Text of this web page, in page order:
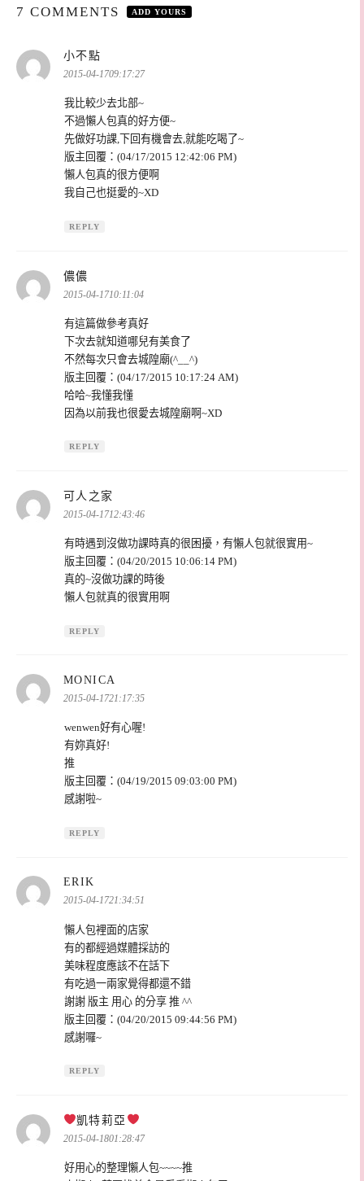
7 COMMENTS ADD YOURS
小不點
示:
2015-04-1709:17:27
我比較少去北部~
不過懶人包真的好方便~
先做好功課,下回有機會去,就能吃喝了~
版主回覆：(04/17/2015 12:42:06 PM)
懶人包真的很方便啊
我自己也挺愛的~XD
REPLY
儂儂
示:
2015-04-1710:11:04
有這篇做參考真好
下次去就知道哪兒有美食了
不然每次只會去城隍廟(^__^)
版主回覆：(04/17/2015 10:17:24 AM)
哈哈~我懂我懂
因為以前我也很愛去城隍廟啊~XD
REPLY
可人之家
示:
2015-04-1712:43:46
有時遇到沒做功課時真的很困擾，有懶人包就很實用~
版主回覆：(04/20/2015 10:06:14 PM)
真的~沒做功課的時後
懶人包就真的很實用啊
REPLY
MONICA
示:
2015-04-1721:17:35
wenwen好有心喔!
有妳真好!
推
版主回覆：(04/19/2015 09:03:00 PM)
感謝啦~
REPLY
ERIK
示:
2015-04-1721:34:51
懶人包裡面的店家
有的都經過媒體採訪的
美味程度應該不在話下
有吃過一兩家覺得都還不錯
謝謝 版主 用心 的分享 推 ^^
版主回覆：(04/20/2015 09:44:56 PM)
感謝囉~
REPLY
凱特莉亞
示:
2015-04-1801:28:47
好用心的整理懶人包~~~~推